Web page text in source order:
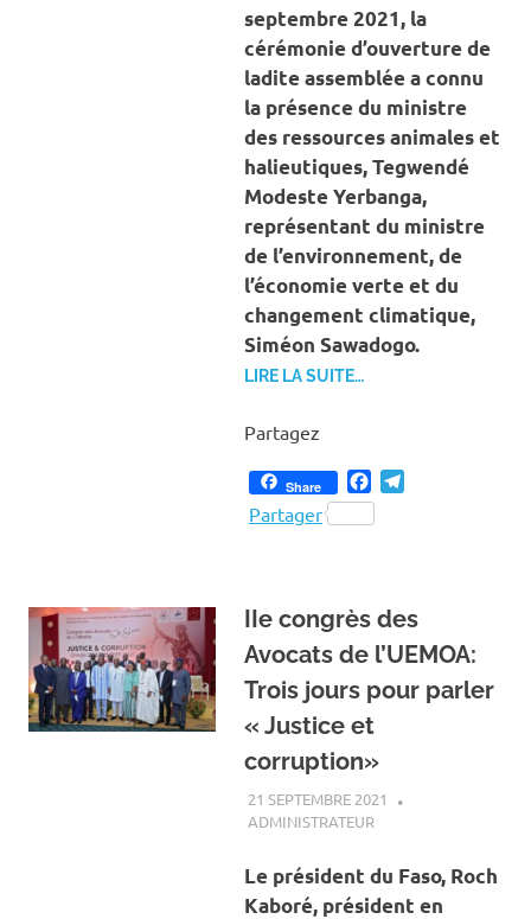
septembre 2021, la
cérémonie d’ouverture de
ladite assemblée a connu
la présence du ministre
des ressources animales et
halieutiques, Tegwendé
Modeste Yerbanga,
représentant du ministre
de l’environnement, de
l’économie verte et du
changement climatique,
Siméon Sawadogo.
LIRE LA SUITE…
Partagez
Share Facebook
Partager
IIe congrès des
Avocats de l’UEMOA:
Trois jours pour parler
« Justice et
corruption»
21 SEPTEMBRE 2021
ADMINISTRATEURA LA UNE
Le président du Faso, Roch
Kaboré, président en